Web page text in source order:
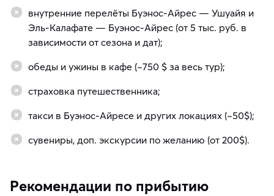
внутренние перелёты Буэнос-Айрес — Ушуайя и
Эль-Калафате — Буэнос-Айрес (от 5 тыс. руб. в
зависимости от сезона и дат);
обеды и ужины в кафе (~750 $ за весь тур);
страховка путешественника;
такси в Буэнос-Айресе и других локациях (~50$);
сувениры, доп. экскурсии по желанию (от 200$).
Рекомендации по прибытию